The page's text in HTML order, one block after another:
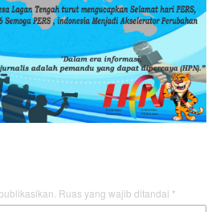
Ruas yang wajib ditandai *